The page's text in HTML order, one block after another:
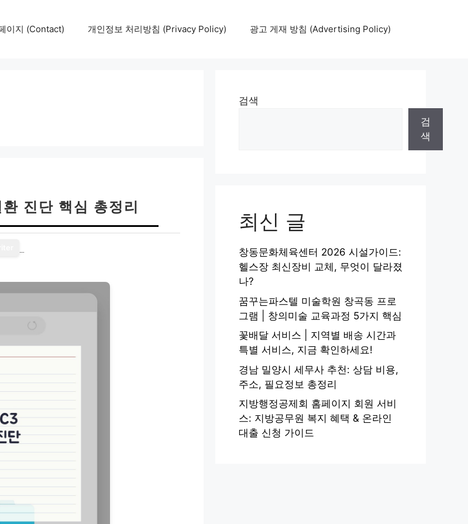
이지 (Contact) 개인정보 처리방침 (Privacy Policy) 광고 게재 방침 (Advertising Policy)
진단 핵심 총정리
검색
검
색
최신 글
창동문화체육센터 2026 시설가이드:
헬스장 최신장비 교체, 무엇이 달라졌
나?
꿈꾸는파스텔 미술학원 창곡동 프로
그램 | 창의미술 교육과정 5가지 핵심
꽃배달 서비스 | 지역별 배송 시간과
특별 서비스, 지금 확인하세요!
경남 밀양시 세무사 추천: 상담 비용,
주소, 필요정보 총정리
지방행정공제회 홈페이지 회원 서비
스: 지방공무원 복지 혜택 & 온라인
대출 신청 가이드